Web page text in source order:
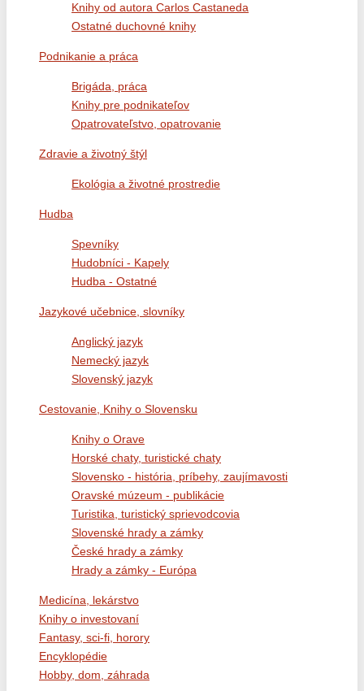
Knihy od autora Carlos Castaneda
Ostatné duchovné knihy
Podnikanie a práca
Brigáda, práca
Knihy pre podnikateľov
Opatrovateľstvo, opatrovanie
Zdravie a životný štýl
Ekológia a životné prostredie
Hudba
Spevníky
Hudobníci - Kapely
Hudba - Ostatné
Jazykové učebnice, slovníky
Anglický jazyk
Nemecký jazyk
Slovenský jazyk
Cestovanie, Knihy o Slovensku
Knihy o Orave
Horské chaty, turistické chaty
Slovensko - história, príbehy, zaujímavosti
Oravské múzeum - publikácie
Turistika, turistický sprievodcovia
Slovenské hrady a zámky
České hrady a zámky
Hrady a zámky - Európa
Medicína, lekárstvo
Knihy o investovaní
Fantasy, sci-fi, horory
Encyklopédie
Hobby, dom, záhrada